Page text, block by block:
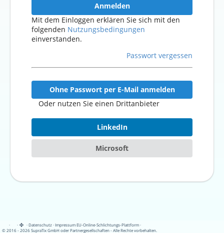
Anmelden
Mit dem Einloggen erklären Sie sich mit den
folgenden Nutzungsbedingungen
einverstanden.
Passwort vergessen
Ohne Passwort per E-Mail anmelden
Oder nutzen Sie einen Drittanbieter
LinkedIn
Microsoft
· · ·Datenschutz·Impressum EU-Online-Schlichtungs-Plattform·
© 2016 - 2026 SupraTix GmbH oder Partnergesellschaften - Alle Rechte vorbehalten.